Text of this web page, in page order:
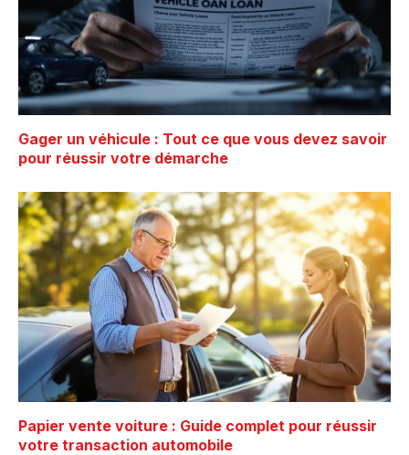
Gager un véhicule : Tout ce que vous devez savoir
pour réussir votre démarche
Papier vente voiture : Guide complet pour réussir
votre transaction automobile